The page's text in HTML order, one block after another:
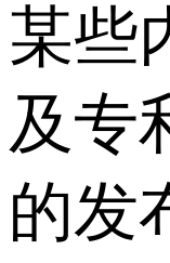
某些
及专
的发